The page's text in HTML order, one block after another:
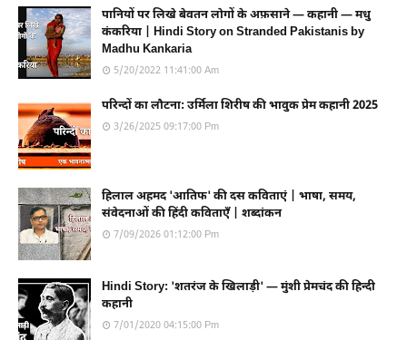
पानियों पर लिखे बेवतन लोगों के अफ़साने — कहानी — मधु
कंकरिया | Hindi Story on Stranded Pakistanis by
Madhu Kankaria
5/20/2022 11:41:00 Am
परिन्दों का लौटना: उर्मिला शिरीष की भावुक प्रेम कहानी 2025
3/26/2025 09:17:00 Pm
हिलाल अहमद 'आतिफ' की दस कविताएं | भाषा, समय,
संवेदनाओं की हिंदी कविताएँ | शब्दांकन
7/09/2026 01:12:00 Pm
Hindi Story: 'शतरंज के खिलाड़ी' — मुंशी प्रेमचंद की हिन्दी
कहानी
7/01/2020 04:15:00 Pm